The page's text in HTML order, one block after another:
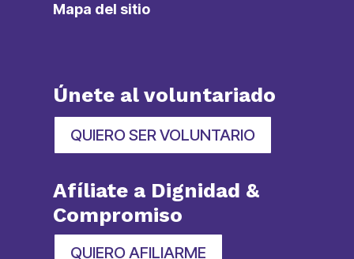
Mapa del sitio
Únete al voluntariado
QUIERO SER VOLUNTARIO
Afíliate a Dignidad &
Compromiso
QUIERO AFILIARME